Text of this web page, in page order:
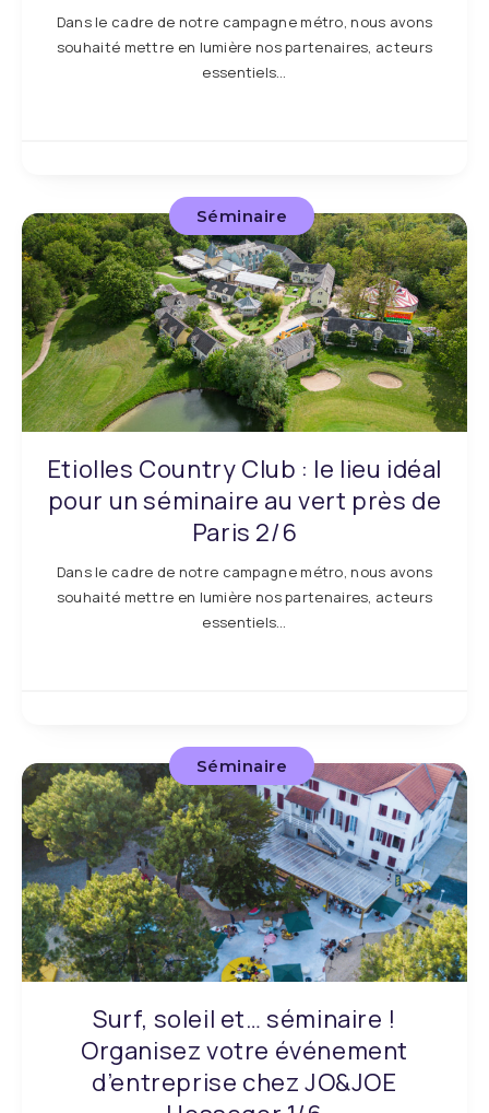
Dans le cadre de notre campagne métro, nous avons
souhaité mettre en lumière nos partenaires, acteurs
essentiels…
Séminaire
Etiolles Country Club : le lieu idéal
pour un séminaire au vert près de
Paris 2/6
Dans le cadre de notre campagne métro, nous avons
souhaité mettre en lumière nos partenaires, acteurs
essentiels…
Séminaire
Surf, soleil et… séminaire !
Organisez votre événement
d’entreprise chez JO&JOE